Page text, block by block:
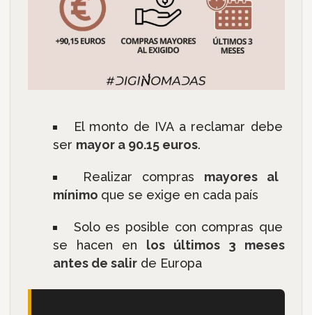
El monto de IVA a reclamar debe
ser mayor a 90.15 euros.
Realizar compras mayores al
mínimo que se exige en cada país
Solo es posible con compras que
se hacen en los últimos 3 meses
antes de salirde Europa